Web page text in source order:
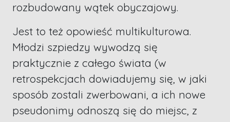
rozbudowany wątek obyczajowy.
Jest to też opowieść multikulturowa.
Młodzi szpiedzy wywodzą się
praktycznie z całego świata (w
retrospekcjach dowiadujemy się, w jaki
sposób zostali zwerbowani, a ich nowe
pseudonimy odnoszą się do miejsc, z